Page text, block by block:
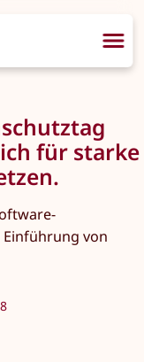
für starke
von